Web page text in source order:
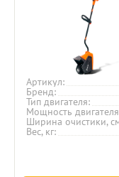
Артикул
Бренд
Тип двигателя
Мощность
Ширина очистики,
Вес, кг